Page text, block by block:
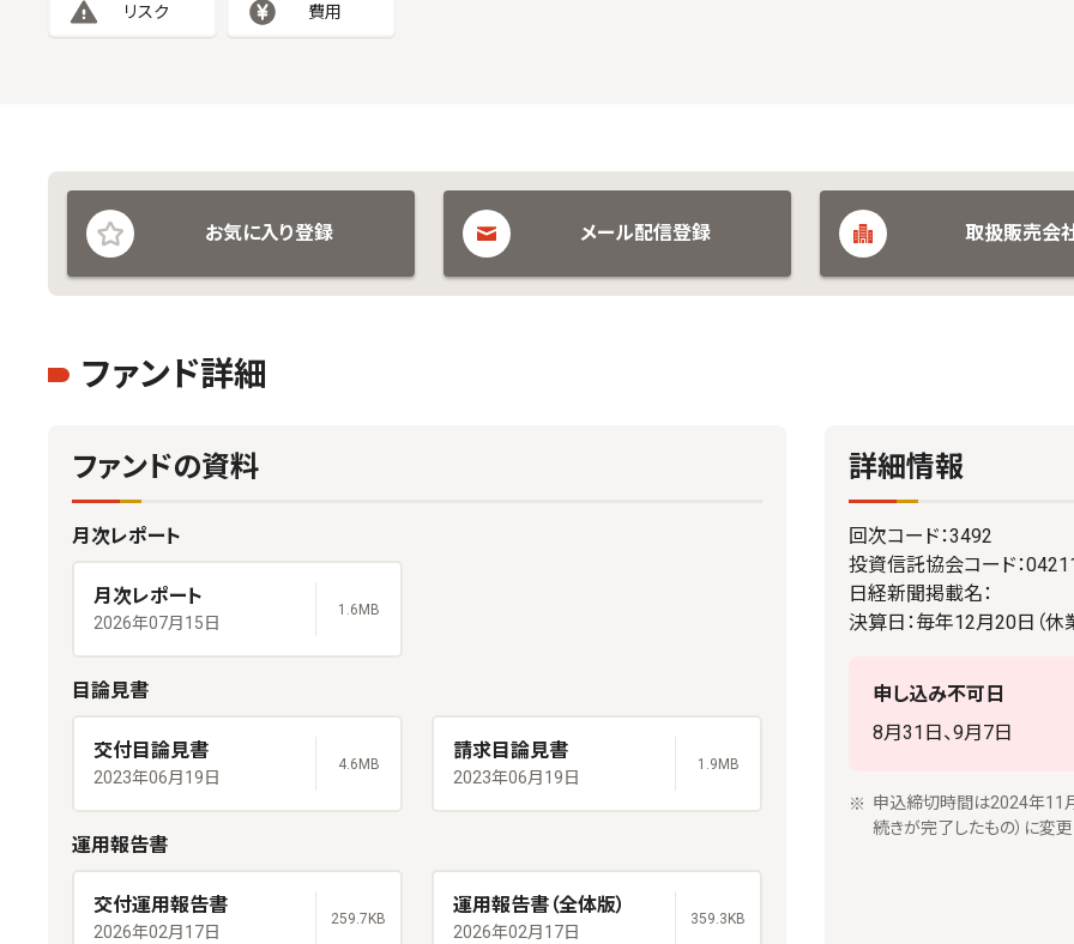
リスク 費用
お気に入り登録 メール配信登録 取扱販売会
ファンド詳細
ファンドの資料
月次レポート
月次レポート
2026年07月15日
1.6MB
目論見書
交付目論見書
2023年06月19日
4.6MB
請求目論見書
2023年06月19日
1.9MB
運用報告書
交付運用報告書
2026年02月17日
259.7KB
運用報告書（全体版）
2026年02月17日
359.3KB
詳細情報
回次コード：3492
投資信託協会コード：
日経新聞掲載名：
決算日：毎年12月20日（休
申し込み不可日
8月31日、9月7日
申込締切時間は2024年11
続きが完了したもの）に変更